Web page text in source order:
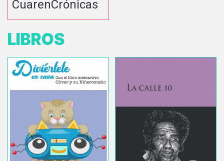
CuarenCrónicas
LIBROS